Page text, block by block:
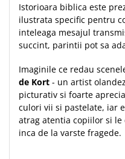
Sanatate
Teologie
A doua venire
Apologetica
Dogmatica
Istoria Bisericii
Misiune
Viata crestina
Istorioara biblica este
ilustrata specific pentru
inteleaga mesajul
succint, parintii pot sa
Imaginile ce redau
de Kort - un artist
picturativ si foarte
culori vii si pastelate, iar
atrag atentia copiilor si
inca de la varste fragede.